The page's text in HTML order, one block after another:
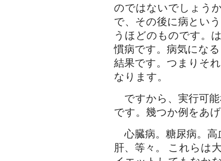
のではないでしょう
で、その後に病とい
うほどのものです。
慣病です。病気にな
結果です。つまりそ
なります。
ですから、実行可能
です。幾つか例をあ
心臓病。糖尿病。高
肝、等々。 これらは